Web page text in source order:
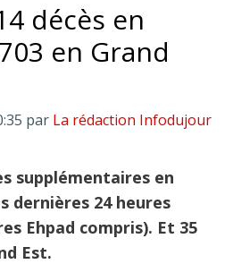
décès en
en Grand
par La rédaction Infodujour
supplémentaires en
dernières 24 heures
Ehpad compris). Et 35
Est.